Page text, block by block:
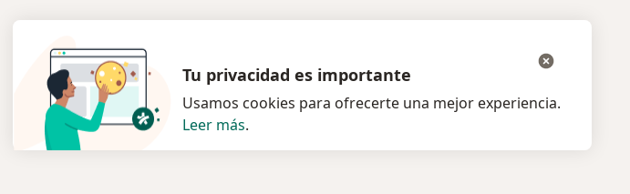
Tu privacidad es importante
Usamos cookies para ofrecerte una mejor experiencia.
Leer más.